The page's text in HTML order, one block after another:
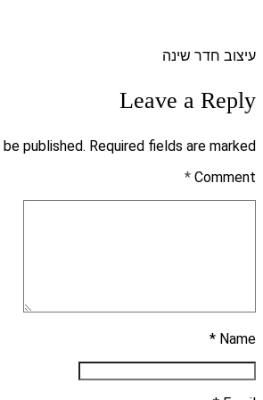
עיצוב חדר שינה
Leave a Reply
published. Required fields are marked *
Comment
*
Name *